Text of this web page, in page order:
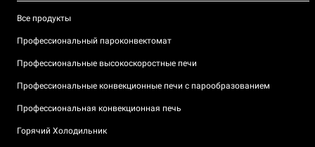
Все продукты
Профессиональный пароконвектомат
Профессиональные высокоскоростные печи
Профессиональные конвекционные печи с парообразованием
Профессиональная конвекционная печь
Горячий Холодильник